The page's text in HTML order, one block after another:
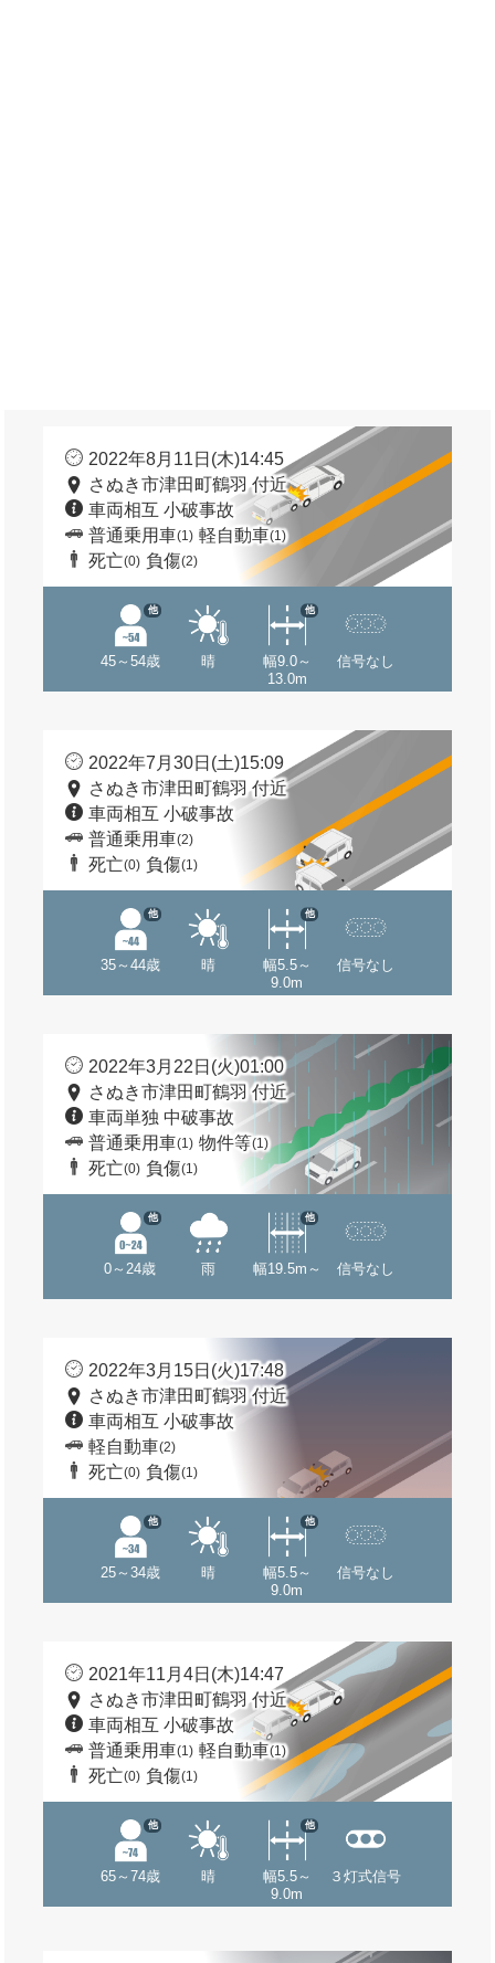
2022年8月11日(木)14:45
さぬき市津田町鶴羽 付近
車両相互 小破事故
普通乗用車(1) 軽自動車(1)
死亡(0) 負傷(2)
45～54歳
他
晴
幅9.0～
13.0m
他
信号なし
2022年7月30日(土)15:09
さぬき市津田町鶴羽 付近
車両相互 小破事故
普通乗用車(2)
死亡(0) 負傷(1)
35～44歳
他
晴
幅5.5～
9.0m
他
信号なし
2022年3月22日(火)01:00
さぬき市津田町鶴羽 付近
車両単独 中破事故
普通乗用車(1) 物件等(1)
死亡(0) 負傷(1)
0～24歳
他
雨 幅19.5m～
他
信号なし
2022年3月15日(火)17:48
さぬき市津田町鶴羽 付近
車両相互 小破事故
軽自動車(2)
死亡(0) 負傷(1)
25～34歳
他
晴
幅5.5～
9.0m
他
信号なし
2021年11月4日(木)14:47
さぬき市津田町鶴羽 付近
車両相互 小破事故
普通乗用車(1) 軽自動車(1)
死亡(0) 負傷(1)
65～74歳
他
晴
幅5.5～
9.0m
他
３灯式信号